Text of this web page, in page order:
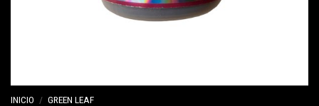
INICIO / GREEN LEAF